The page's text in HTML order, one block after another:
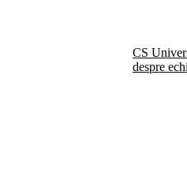
CS
despre